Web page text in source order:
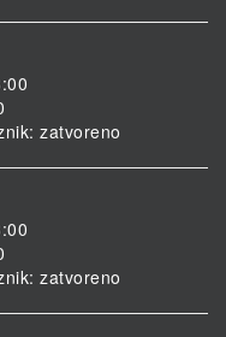
zatvoreno
zatvoreno